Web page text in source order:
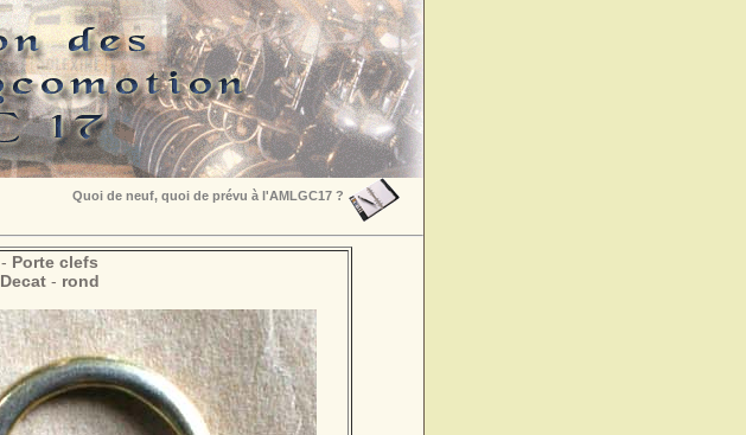
Quoi de neuf, quoi de prévu à l'AMLGC17 ?
- Porte clefs
Decat - rond